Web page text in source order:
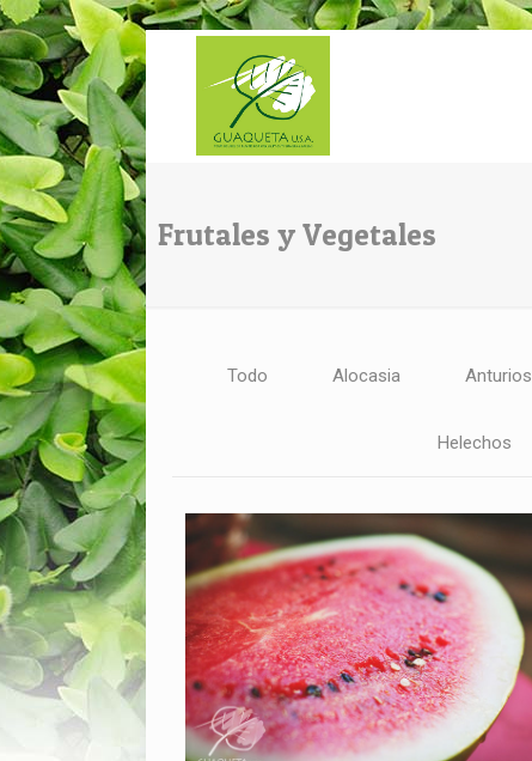
Frutales y Vegetales
Todo Alocasia Anturios
Helechos